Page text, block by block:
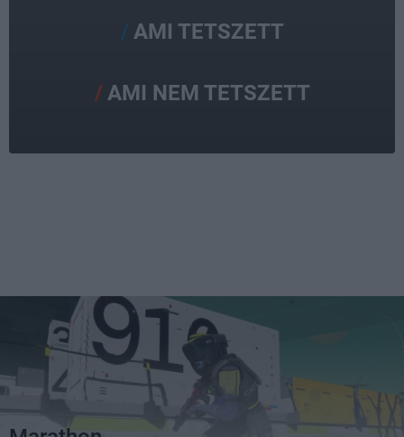
AMI TETSZETT
AMI NEM TETSZETT